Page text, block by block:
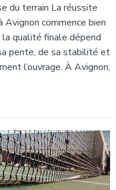
du terrain La réussite
Avignon commence bien
la qualité finale dépend
pente, de sa stabilité et
l’ouvrage. À Avignon,